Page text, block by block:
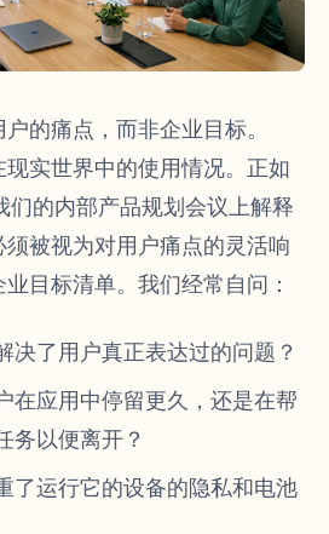
的痛点，而非企业目标。
实世界中的使用情况。正如
们的内部产品规划会议上解释
被视为对用户痛点的灵活响
目标清单。我们经常自问：
决了用户真正表达过的问题？
在应用中停留更久，还是在帮
务以便离开？
了运行它的设备的隐私和电池